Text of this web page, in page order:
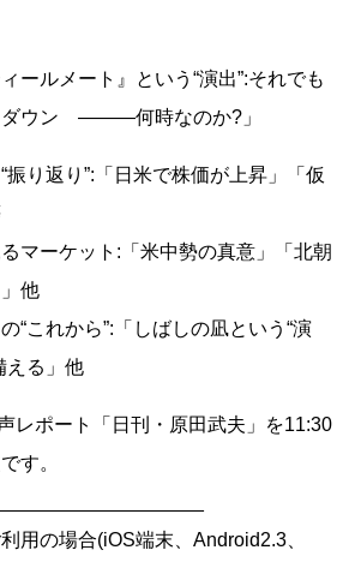
ールメート』という“演出”:それでも
ダウン ―――何時なのか?」
り返り”:「日米で株価が上昇」「仮
マーケット:「米中勢の真意」「北朝
他
“これから”:「しばしの凪という“演
える」他
レポート「日刊・原田武夫」を11:30
す。
用の場合(iOS端末、Android2.3、